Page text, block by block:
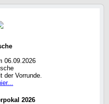
06.09.2026
der Vorrunde.
2026